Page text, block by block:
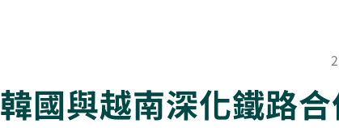
韓國與越南深化鐵路